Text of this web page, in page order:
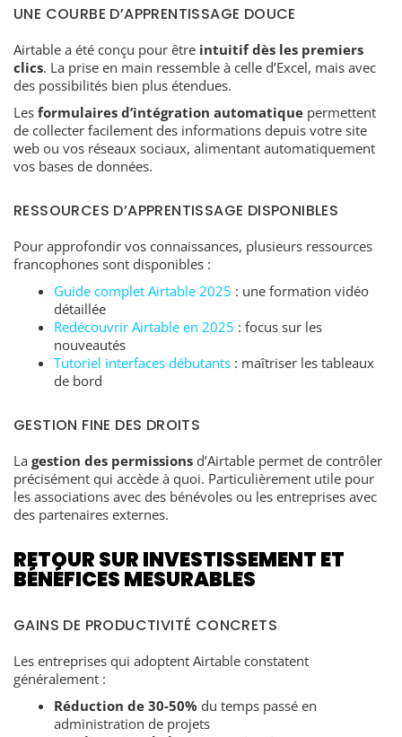
UNE COURBE D’APPRENTISSAGE DOUCE
Airtable a été conçu pour être intuitif dès les premiers
clics. La prise en main ressemble à celle d’Excel, mais avec
des possibilités bien plus étendues.
Les formulaires d’intégration automatique permettent
de collecter facilement des informations depuis votre site
web ou vos réseaux sociaux, alimentant automatiquement
vos bases de données.
RESSOURCES D’APPRENTISSAGE DISPONIBLES
Pour approfondir vos connaissances, plusieurs ressources
francophones sont disponibles :
Guide complet Airtable 2025 : une formation vidéo
détaillée
Redécouvrir Airtable en 2025 : focus sur les
nouveautés
Tutoriel interfaces débutants : maîtriser les tableaux
de bord
GESTION FINE DES DROITS
La gestion des permissions d’Airtable permet de contrôler
précisément qui accède à quoi. Particulièrement utile pour
les associations avec des bénévoles ou les entreprises avec
des partenaires externes.
RETOUR SUR INVESTISSEMENT ET
BÉNÉFICES MESURABLES
GAINS DE PRODUCTIVITÉ CONCRETS
Les entreprises qui adoptent Airtable constatent
généralement :
Réduction de 30-50% du temps passé en
administration de projets